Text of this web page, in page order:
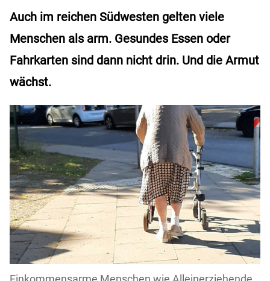
Auch im reichen Südwesten gelten viele
Menschen als arm. Gesundes Essen oder
Fahrkarten sind dann nicht drin. Und die Armut
wächst.